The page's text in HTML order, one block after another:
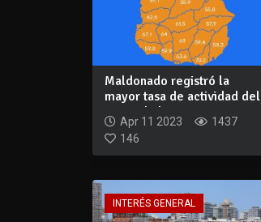
Maldonado registró la
mayor tasa de actividad del
mercado la...
Apr 11 2023
1437
146
INTERÉS GENERAL